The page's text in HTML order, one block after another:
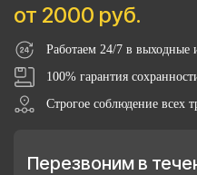
от 2000 руб.
Работаем 24/7 в выходные
100% гарантия
Строгое соблюдение всех
Перезвоним в